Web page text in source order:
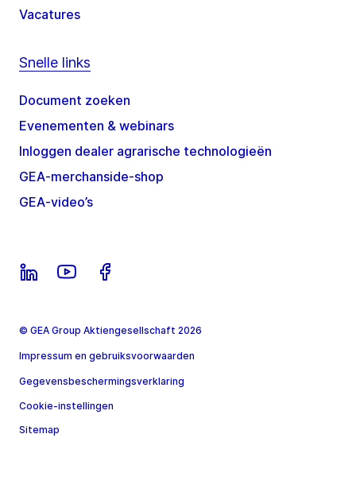
Vacatures
Snelle links
Document zoeken
Evenementen & webinars
Inloggen dealer agrarische technologieën
GEA-merchanside-shop
GEA-video’s
© GEA Group Aktiengesellschaft 2026
Impressum en gebruiksvoorwaarden
Gegevensbeschermingsverklaring
Cookie-instellingen
Sitemap